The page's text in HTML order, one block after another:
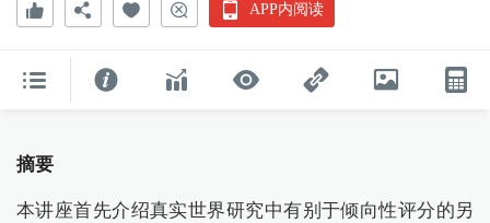
APP内阅读
摘要
本讲座首先介绍真实世界研究中有别于倾向性评分的另